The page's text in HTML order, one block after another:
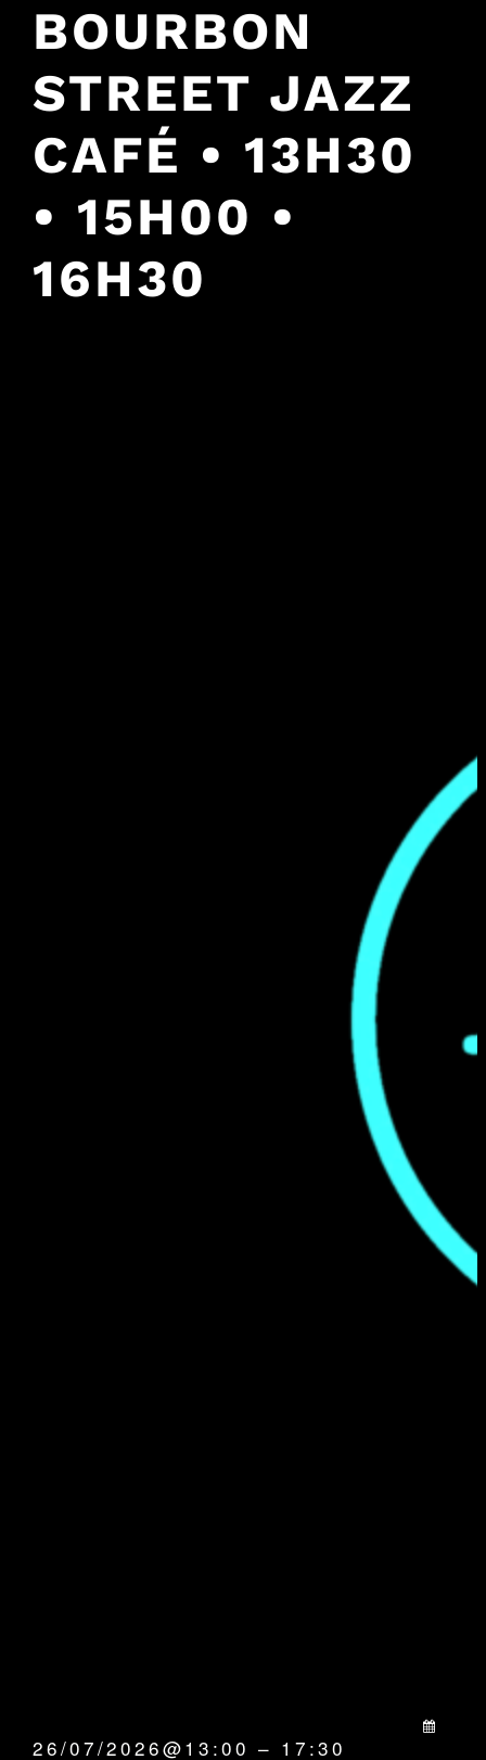
BOURBON
STREET JAZZ
CAFÉ • 13H30
• 15H00 •
16H30
26/07/2026@13:00 – 17:30